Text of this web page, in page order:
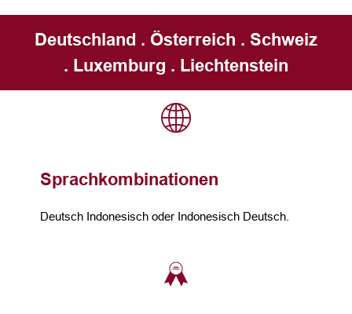
Deutschland . Österreich . Schweiz
. Luxemburg . Liechtenstein
Sprachkombinationen
Deutsch Indonesisch oder Indonesisch Deutsch.